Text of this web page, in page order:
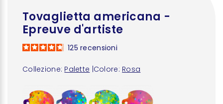
Tovaglietta americana -
Epreuve d'artiste
Collezione: Palette Colore: Rosa
125recensioni